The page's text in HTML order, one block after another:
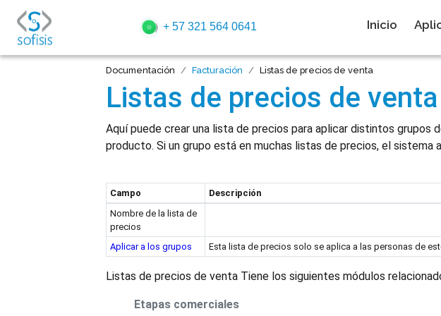
+ 57 321 564 0641 Inicio
Documentación Facturación Listas de precios de venta
Listas de precios de venta
Aquí puede crear una lista de precios para aplicar distintos grupos
producto. Si un grupo está en muchas listas de precios, el sistema
Campo
Descripción
Nombre de la lista de
precios
Aplicar a los grupos
Esta lista de precios solo se aplica a las personas de
Listas de precios de venta Tiene los siguientes módulos
Etapas comerciales